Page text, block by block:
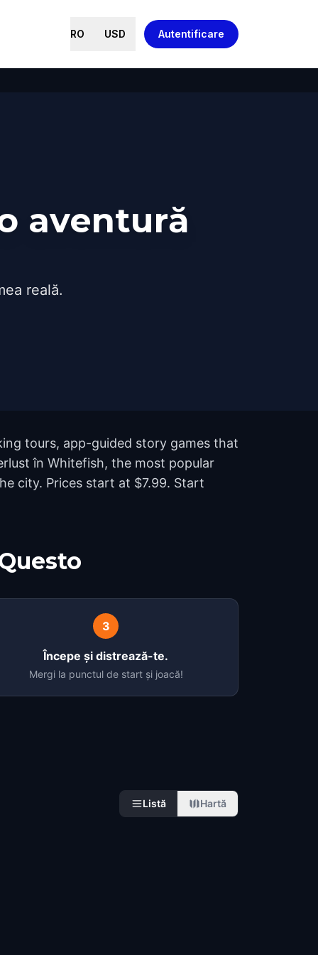
RO USD Autentificare
aventură
reală.
tours, app-guided story games that
în Whitefish, the most popular
city. Prices start at $7.99. Start
3
Începe și distrează-te.
Mergi la punctul de start și joacă!
Listă Hartă